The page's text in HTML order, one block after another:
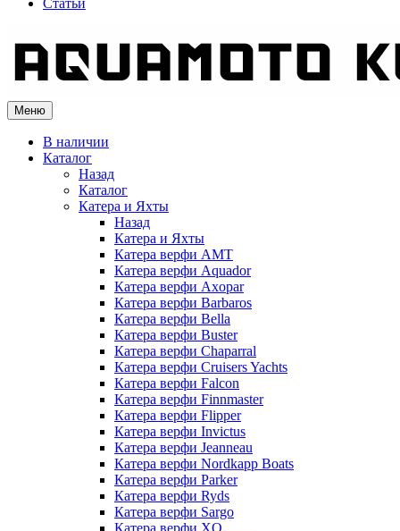
Статьи
Меню
В наличии
Каталог
Назад
Каталог
Катера и Яхты
Назад
Катера и Яхты
Катера верфи AMT
Катера верфи Aquador
Катера верфи Axopar
Катера верфи Barbaros
Катера верфи Bella
Катера верфи Buster
Катера верфи Chaparral
Катера верфи Cruisers Yachts
Катера верфи Falcon
Катера верфи Finnmaster
Катера верфи Flipper
Катера верфи Invictus
Катера верфи Jeanneau
Катера верфи Nordkapp Boats
Катера верфи Parker
Катера верфи Ryds
Катера верфи Sargo
Катера верфи XO